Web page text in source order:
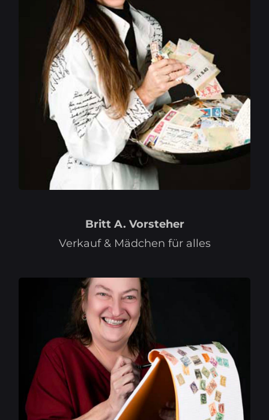
Britt A. Vorsteher
Verkauf & Mädchen für alles